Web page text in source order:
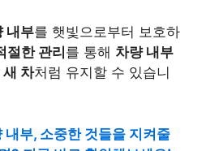
내부를 햇빛으로부터 보호하
절한 관리 를 통해 차량 내부
새 차처럼 유지할 수 있습니
내부, 소중한 것들을 지켜줄